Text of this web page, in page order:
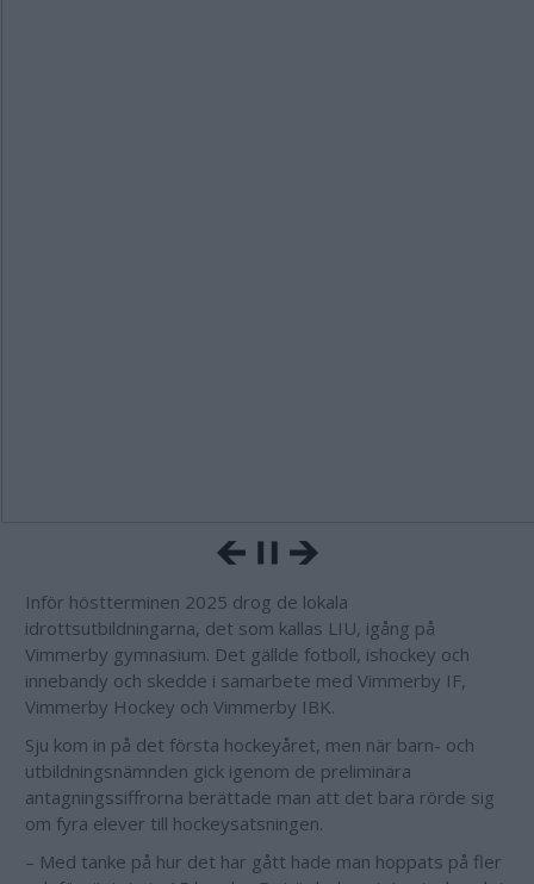
Inför höstterminen 2025 drog de lokala
idrottsutbildningarna, det som kallas LIU, igång på
Vimmerby gymnasium. Det gällde fotboll, ishockey och
innebandy och skedde i samarbete med Vimmerby IF,
Vimmerby Hockey och Vimmerby IBK.
Sju kom in på det första hockeyåret, men när barn- och
utbildningsnämnden gick igenom de preliminära
antagningssiffrorna berättade man att det bara rörde sig
om fyra elever till hockeysatsningen.
– Med tanke på hur det har gått hade man hoppats på fler